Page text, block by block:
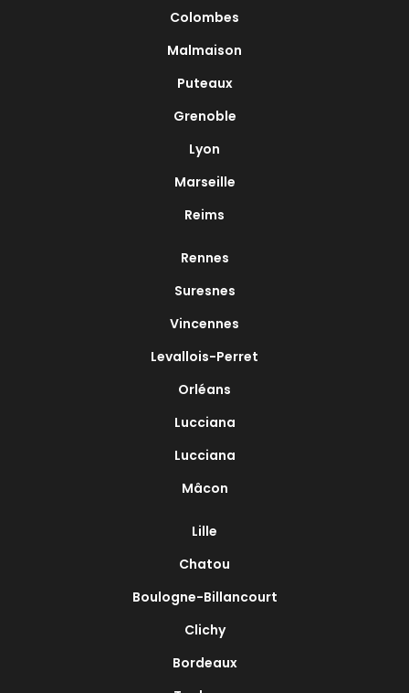
Colombes
Malmaison
Puteaux
Grenoble
Lyon
Marseille
Reims
Rennes
Suresnes
Vincennes
Levallois-Perret
Orléans
Lucciana
Lucciana
Mâcon
Lille
Chatou
Boulogne-Billancourt
Clichy
Bordeaux